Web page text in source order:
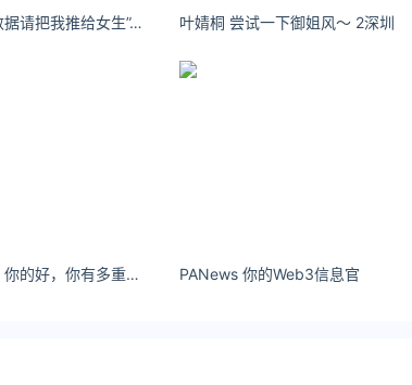
黑（shiheibook）了解更多
3d硬金回收
是馨锐呀~：“大数据请把我推给女生”#运动女孩 #穿搭 #自律 叶婧桐 尝试一下御姐风～ 2深圳 ​​​​
伊织萌我曾知道，你的好，你有多重要。 PANews 你的Web3信息官